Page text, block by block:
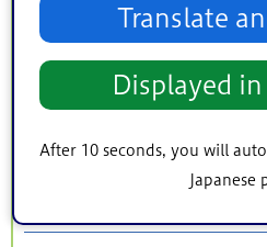
Translate
Displayed in
After 10 seconds, you will
Japanese
まいばすけっと葛西駅東店
農産物直売所 えどちゃんショ